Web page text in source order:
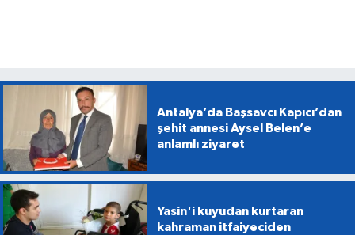
Antalya’da Başsavcı Kapıcı’dan
şehit annesi Aysel Belen’e
anlamlı ziyaret
Yasin'i kuyudan kurtaran
kahraman itfaiyeciden